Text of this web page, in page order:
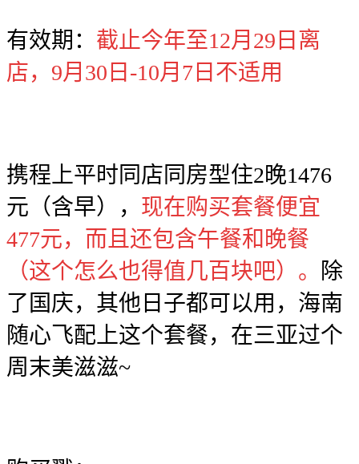
有效期： 截止今年至12月29日离
店，9月30日-10月7日不适用
携程上平时同店同房型住2晚1476
元（含早）， 现在购买套餐便宜
477元，而且还包含午餐和晚餐
（这个怎么也得值几百块吧）。
除
了国庆，其他日子都可以用，海南
随心飞配上这个套餐，在三亚过个
周末美滋滋~